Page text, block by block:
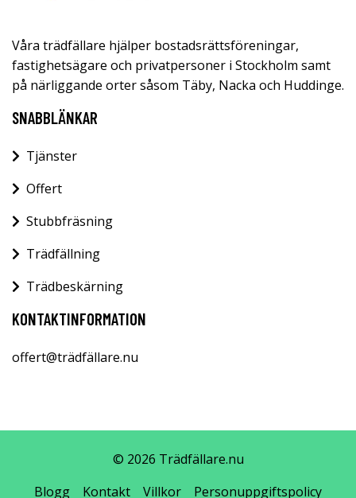
Våra trädfällare hjälper bostadsrättsföreningar,
fastighetsägare och privatpersoner i Stockholm samt
på närliggande orter såsom Täby, Nacka och Huddinge.
SNABBLÄNKAR
Tjänster
Offert
Stubbfräsning
Trädfällning
Trädbeskärning
KONTAKTINFORMATION
offert@trädfällare.nu
© 2026 Trädfällare.nu
Blogg
Kontakt Villkor Personuppgiftspolicy